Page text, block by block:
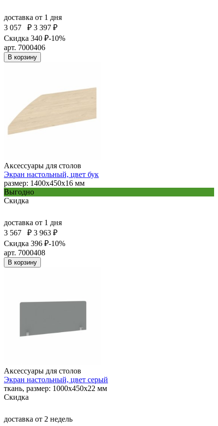
доставка от 1 дня
3 057
₽ 3 397 ₽
Скидка 340 ₽-10%
арт. 7000406
В корзину
Аксессуары для столов
Экран настольный, цвет бук
размер: 1400х450х16 мм
Выгодно
Скидка
доставка от 1 дня
3 567
₽ 3 963 ₽
Скидка 396 ₽-10%
арт. 7000408
В корзину
Аксессуары для столов
Экран настольный, цвет серый
ткань, размер: 1000х450х22 мм
Скидка
доставка от 2 недель